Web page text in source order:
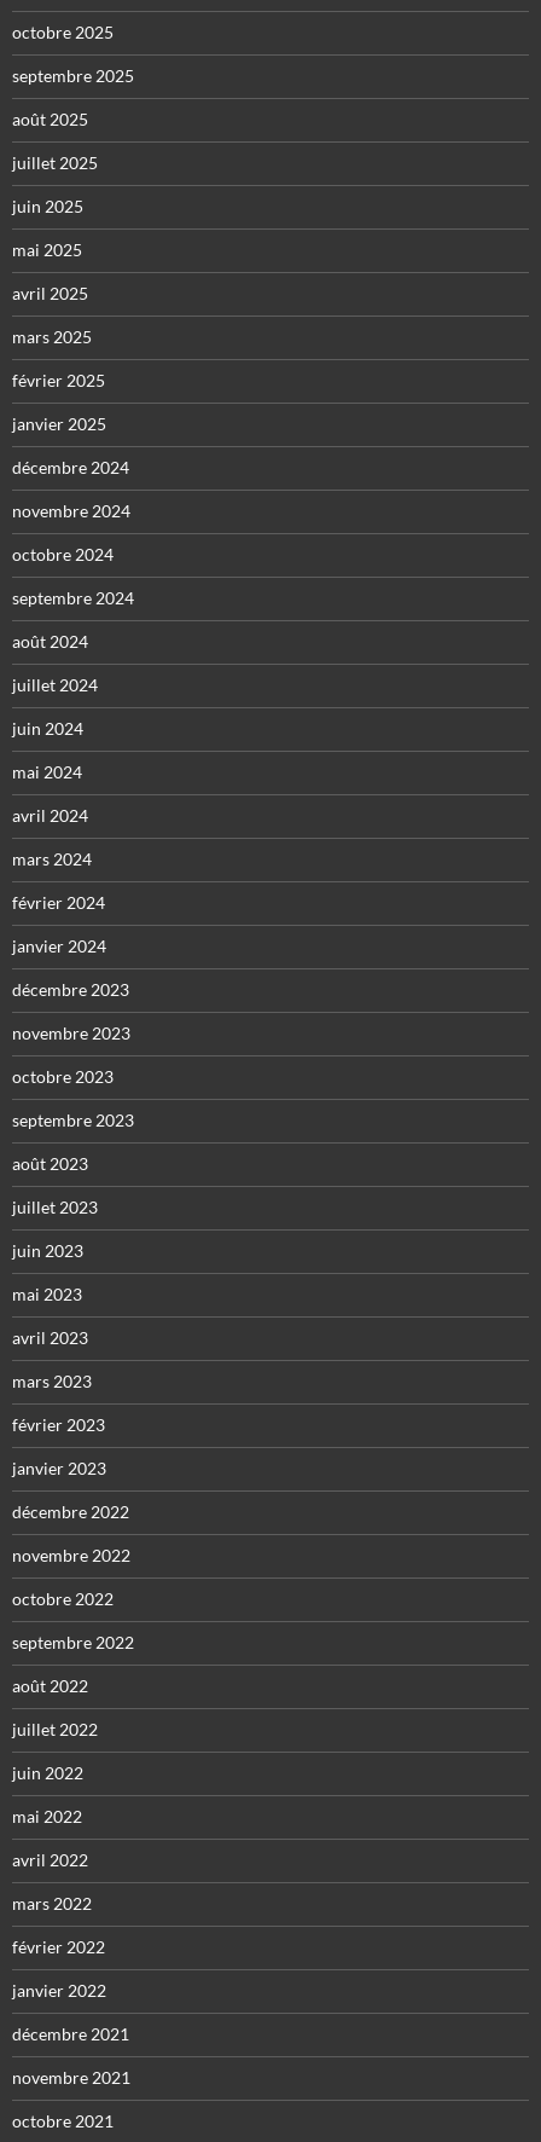
octobre 2025
septembre 2025
août 2025
juillet 2025
juin 2025
mai 2025
avril 2025
mars 2025
février 2025
janvier 2025
décembre 2024
novembre 2024
octobre 2024
septembre 2024
août 2024
juillet 2024
juin 2024
mai 2024
avril 2024
mars 2024
février 2024
janvier 2024
décembre 2023
novembre 2023
octobre 2023
septembre 2023
août 2023
juillet 2023
juin 2023
mai 2023
avril 2023
mars 2023
février 2023
janvier 2023
décembre 2022
novembre 2022
octobre 2022
septembre 2022
août 2022
juillet 2022
juin 2022
mai 2022
avril 2022
mars 2022
février 2022
janvier 2022
décembre 2021
novembre 2021
octobre 2021